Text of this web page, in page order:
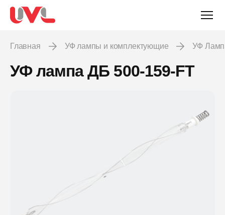
Главная УФ лампы и комплектующие УФ
УФ лампа ДБ 500-159-FT